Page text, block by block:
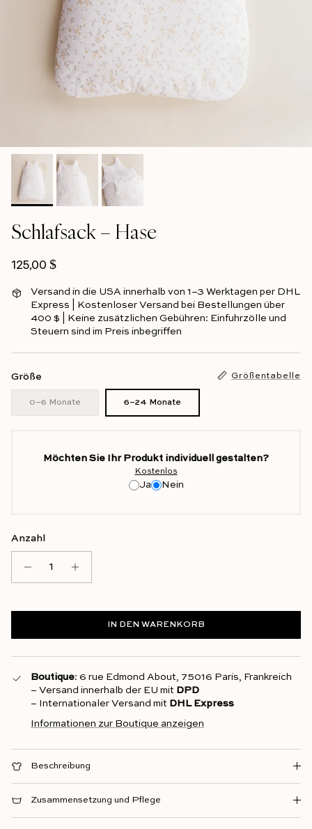
Schlafsack – Hase
Regulärer Preis
125,00 $
Versand in die USA innerhalb von 1–3 Werktagen per DHL
Express | Kostenloser Versand bei Bestellungen über
400 $ | Keine zusätzlichen Gebühren: Einfuhrzölle und
Steuern sind im Preis inbegriffen
Größe Größentabelle
0–6 Monate 6–24 Monate
Möchten Sie Ihr Produkt individuell gestalten?
Kostenlos
Ja Nein
Anzahl
IN DEN WARENKORB
Boutique: 6 rue Edmond About, 75016 Paris, Frankreich
– Versand innerhalb der EU mit DPD
– Internationaler Versand mit DHL Express
Informationen zur Boutique anzeigen
Beschreibung
Zusammensetzung und Pflege